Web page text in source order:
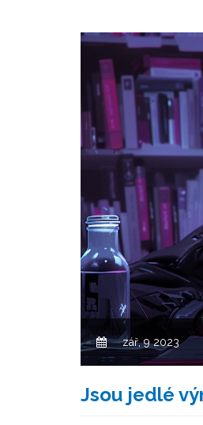
zář, 9 2023
Jsou jedlé